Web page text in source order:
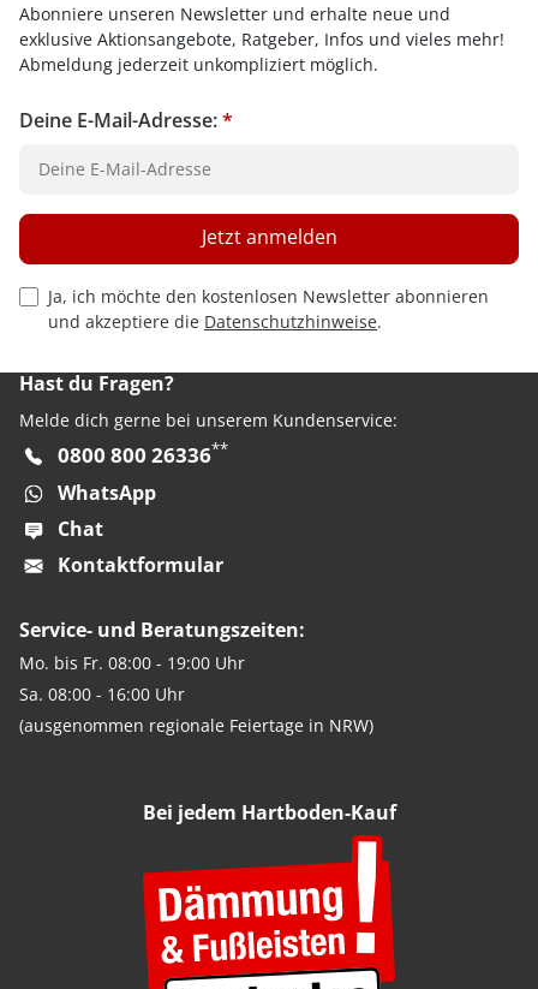
Abonniere unseren Newsletter und erhalte neue und
exklusive Aktionsangebote, Ratgeber, Infos und vieles mehr!
Abmeldung jederzeit unkompliziert möglich.
Deine E-Mail-Adresse:*
Privacy Policy Checkbox
Ja, ich möchte den kostenlosen Newsletter abonnieren
und akzeptiere die Datenschutzhinweise.
Jetzt anmelden
Hast du Fragen?
Melde dich gerne bei unserem Kundenservice:
0800 800 26336**
WhatsApp
Chat
Kontaktformular
Service- und Beratungszeiten:
Mo. bis Fr. 08:00 - 19:00 Uhr
Sa. 08:00 - 16:00 Uhr
(ausgenommen regionale Feiertage in NRW)
Bei jedem Hartboden-Kauf